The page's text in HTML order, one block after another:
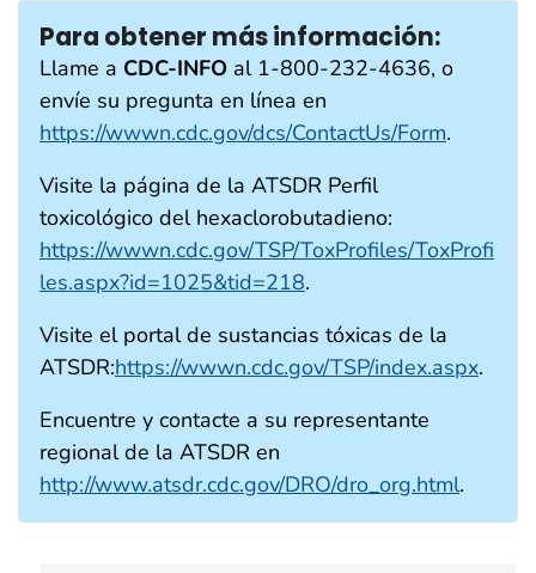
Para obtener más información:
Llame a CDC-INFO al 1-800-232-4636, o
envíe su pregunta en línea en
https://wwwn.cdc.gov/dcs/ContactUs/Form.
Visite la página de la ATSDR Perfil
toxicológico del hexaclorobutadieno:
https://wwwn.cdc.gov/TSP/ToxProfiles/ToxProfi
les.aspx?id=1025&tid=218.
Visite el portal de sustancias tóxicas de la
ATSDR:https://wwwn.cdc.gov/TSP/index.aspx.
Encuentre y contacte a su representante
regional de la ATSDR en
http://www.atsdr.cdc.gov/DRO/dro_org.html.